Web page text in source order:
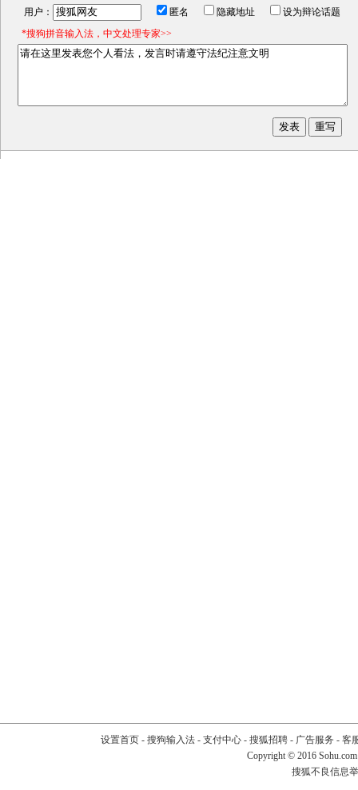
用户： 匿名 隐藏地址
设为辩论话题
*搜狗拼音输入法，中文处理专家>>
设置首页- 搜狗输入法- 支付中心- 搜狐招聘- 广告服务 - 客
Copyright © 2016
搜狐不良信息